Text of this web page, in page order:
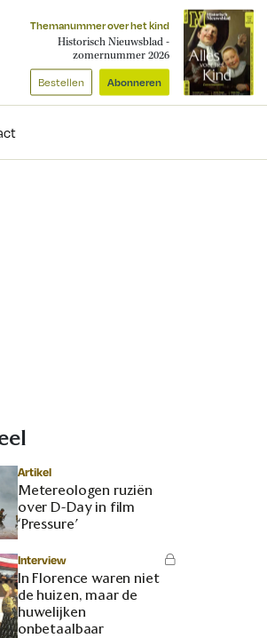
Themanummer over het kind
Historisch Nieuwsblad -
zomernummer 2026
Bestellen Abonneren
Artikel
Metereologen ruziën
over D-Day in film
‘Pressure’
Interview
In Florence waren niet
de huizen, maar de
huwelijken
onbetaalbaar